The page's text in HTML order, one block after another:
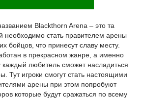
Blackthorn Arena – это та
необходимо стать правителем арены
бойцов, что принесут славу месту.
в прекрасном жанре, а именно
любитель сможет насладиться
Тут игроки смогут стать настоящими
арены при этом попробуют
которые будут сражаться по всему